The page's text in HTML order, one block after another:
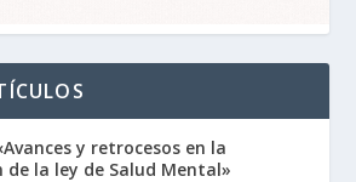
y retrocesos en la
la ley de Salud Mental»